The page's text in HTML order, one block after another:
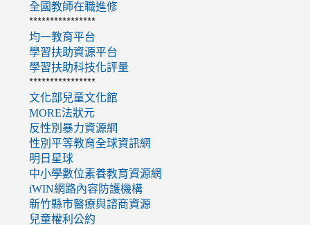
全國教師在職進修
****************
均一教育平台
學習扶助資源平台
學習扶助科技化評量
****************
文化部兒童文化館
MORE法狀元
反性別暴力資源網
性別平等教育全球資訊網
明日星球
中小學數位素養教育資源網
iWIN網路內容防護機構
新竹縣市醫療與諮商資源
兒童權利公約